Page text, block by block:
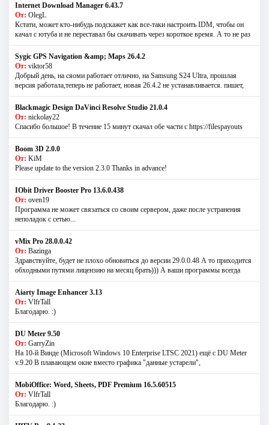
Internet Download Manager 6.43.7
От: OlegL
Кстати, может кто-нибудь подскажет как все-таки настроить IDM, чтобы он
качал с ютуба и не переставал бы скачивать через короткое время. А то не раз
Sygic GPS Navigation &amp; Maps 26.4.2
От: viktor58
Добрый день, на сяоми работает отлично, на Samsung S24 Ultra, прошлая
версия работала,теперь не работает, новая 26.4.2 не устанавливается. пишет,
Blackmagic Design DaVinci Resolve Studio 21.0.4
От: nickolay22
Спасибо большое! В течение 15 минут скачал обе части с https://filespayouts
Boom 3D 2.0.0
От: KiM
Please update to the version 2.3.0 Thanks in advance!
IObit Driver Booster Pro 13.6.0.438
От: oven19
Программа не может связаться со своим сервером, даже после устранения
неполадок с сетью...
vMix Pro 28.0.0.42
От: Bazinga
Здравствуйте, будет не плохо обновиться до версии 29.0.0.48 А то приходится
обходными путями лицензию на месяц брать))) А ваши программы всегда
Aiarty Image Enhancer 3.13
От: VlfrTall
Благодарю. :)
DU Meter 9.50
От: GarryZin
На 10-й Винде (Microsoft Windows 10 Enterprise LTSC 2021) ещё с DU Meter
v.9.20 В плавающем окне вместо графика "данные устарели",
MobiOffice: Word, Sheets, PDF Premium 16.5.60515
От: VlfrTall
Благодарю. :)